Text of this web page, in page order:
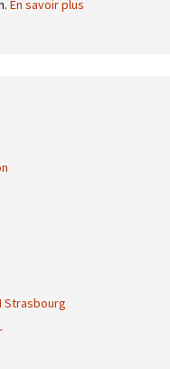
En savoir plus
Strasbourg